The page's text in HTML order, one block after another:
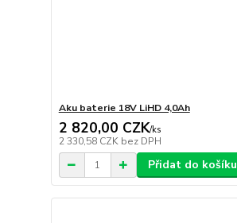
Aku baterie 18V LiHD 4,0Ah
2 820,00 CZK/ks
2 330,58 CZK bez DPH
Přidat do košíku